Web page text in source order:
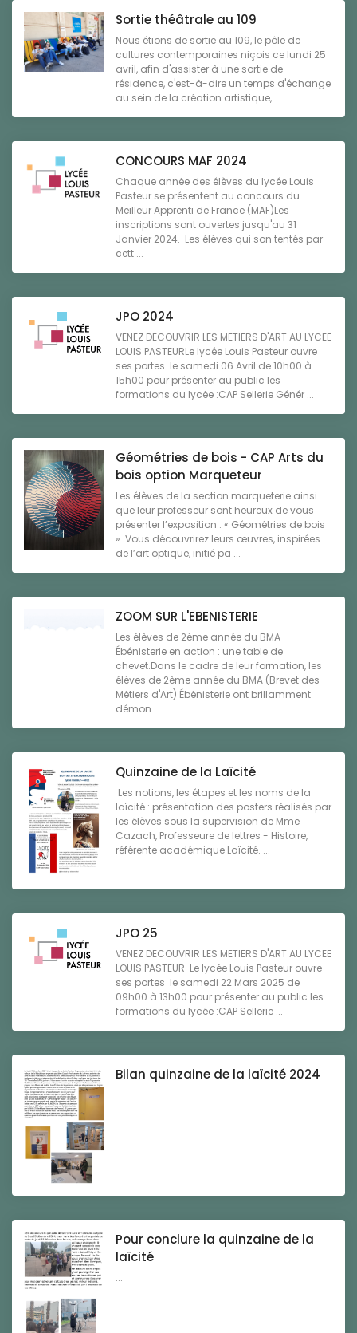
Sortie théâtrale au 109
Nous étions de sortie au 109, le pôle de
cultures contemporaines niçois ce lundi 25
avril, afin d'assister à une sortie de
résidence, c'est-à-dire un temps d'échange
au sein de la création artistique, ...
CONCOURS MAF 2024
Chaque année des élèves du lycée Louis
Pasteur se présentent au concours du
Meilleur Apprenti de France (MAF)Les
inscriptions sont ouvertes jusqu'au 31
Janvier 2024. Les élèves qui son tentés par
cett ...
JPO 2024
VENEZ DECOUVRIR LES METIERS D'ART AU LYCEE
LOUIS PASTEURLe lycée Louis Pasteur ouvre
ses portes le samedi 06 Avril de 10h00 à
15h00 pour présenter au public les
formations du lycée :CAP Sellerie Génér ...
Géométries de bois - CAP Arts du
bois option Marqueteur
Les élèves de la section marqueterie ainsi
que leur professeur sont heureux de vous
présenter l’exposition : « Géométries de bois
» Vous découvrirez leurs œuvres, inspirées
de l’art optique, initié pa ...
ZOOM SUR L'EBENISTERIE
Les élèves de 2ème année du BMA
Ébénisterie en action : une table de
chevet.Dans le cadre de leur formation, les
élèves de 2ème année du BMA (Brevet des
Métiers d'Art) Ébénisterie ont brillamment
démon ...
Quinzaine de la Laïcité
Les notions, les étapes et les noms de la
laïcité : présentation des posters réalisés par
les élèves sous la supervision de Mme
Cazach, Professeure de lettres - Histoire,
référente académique Laïcité. ...
JPO 25
VENEZ DECOUVRIR LES METIERS D'ART AU LYCEE
LOUIS PASTEUR Le lycée Louis Pasteur ouvre
ses portes le samedi 22 Mars 2025 de
09h00 à 13h00 pour présenter au public les
formations du lycée :CAP Sellerie ...
Bilan quinzaine de la laïcité 2024
...
Pour conclure la quinzaine de la
laïcité
...